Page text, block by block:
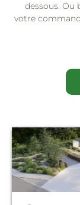
dessous. Ou
votre